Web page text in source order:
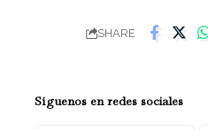
SHARE
Síguenos en redes sociales